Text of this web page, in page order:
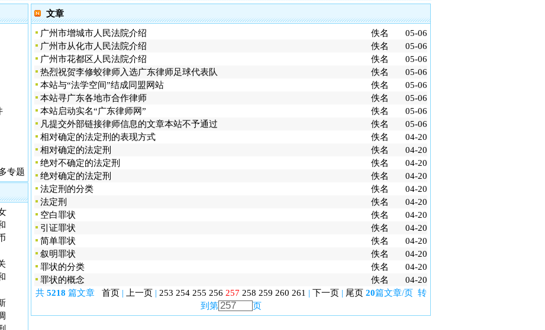
·影响广州长沙的伟国集团非法吸引公众存款罪案
·2012年广州打黑第一案芳村花卉市场黑社会案第
网易网游员工职务侵占巨额虚拟财产案
佛山代购火车票小夫妻被控倒卖车票罪案
专题
文章
广州市增城市人民法院介绍 佚名
05-06
广州市从化市人民法院介绍
佚名
05-06
广州市花都区人民法院介绍
佚名
05-06
热烈祝贺李修蛟律师入选广东律师足球代表队
佚名
05-06
本站与“法学空间”结成同盟网站
佚名
05-06
本站寻广东各地市合作律师
佚名
05-06
本站启动实名“广东律师网”
佚名
05-06
凡提交外部链接律师信息的文章本站不予通过
佚名
05-06
相对确定的法定刑的表现方式
佚名
04-20
相对确定的法定刑
佚名
04-20
绝对不确定的法定刑
佚名
04-20
绝对确定的法定刑
佚名
04-20
法定刑的分类
佚名
04-20
法定刑
佚名
04-20
空白罪状
佚名
04-20
引证罪状
佚名
04-20
简单罪状
佚名
04-20
叙明罪状
佚名
04-20
罪状的分类
佚名
04-20
罪状的概念
佚名
04-20
共 5218 篇文章 首页| 上一页| 253 254 255 256 257 258 259 260 261 | 下一页| 尾页 20篇文章/页 转
到第
页